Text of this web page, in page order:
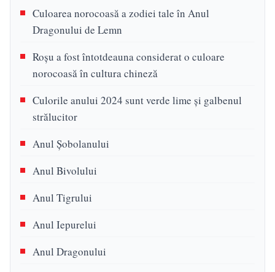
Culoarea norocoasă a zodiei tale în Anul
Dragonului de Lemn
Roșu a fost întotdeauna considerat o culoare
norocoasă în cultura chineză
Culorile anului 2024 sunt verde lime și galbenul
strălucitor
Anul Șobolanului
Anul Bivolului
Anul Tigrului
Anul Iepurelui
Anul Dragonului